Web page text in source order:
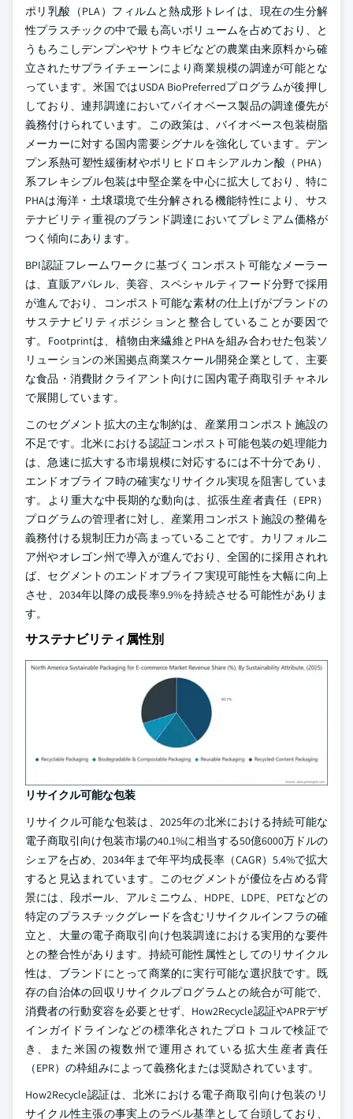
ポリ乳酸（PLA）フィルムと熱成形トレイは、現在の生分解
性プラスチックの中で最も高いボリュームを占めており、と
うもろこしデンプンやサトウキビなどの農業由来原料から確
立されたサプライチェーンにより商業規模の調達が可能とな
っています。米国ではUSDA BioPreferredプログラムが後押し
しており、連邦調達においてバイオベース製品の調達優先が
義務付けられています。この政策は、バイオベース包装樹脂
メーカーに対する国内需要シグナルを強化しています。デン
プン系熱可塑性緩衝材やポリヒドロキシアルカン酸（PHA）
系フレキシブル包装は中堅企業を中心に拡大しており、特に
PHAは海洋・土壌環境で生分解される機能特性により、サス
テナビリティ重視のブランド調達においてプレミアム価格が
つく傾向にあります。
BPI認証フレームワークに基づくコンポスト可能なメーラー
は、直販アパレル、美容、スペシャルティフード分野で採用
が進んでおり、コンポスト可能な素材の仕上げがブランドの
サステナビリティポジションと整合していることが要因で
す。Footprintは、植物由来繊維とPHAを組み合わせた包装ソ
リューションの米国拠点商業スケール開発企業として、主要
な食品・消費財クライアント向けに国内電子商取引チャネル
で展開しています。
このセグメント拡大の主な制約は、産業用コンポスト施設の
不足です。北米における認証コンポスト可能包装の処理能力
は、急速に拡大する市場規模に対応するには不十分であり、
エンドオブライフ時の確実なリサイクル実現を阻害していま
す。より重大な中長期的な動向は、拡張生産者責任（EPR）
プログラムの管理者に対し、産業用コンポスト施設の整備を
義務付ける規制圧力が高まっていることです。カリフォルニ
ア州やオレゴン州で導入が進んでおり、全国的に採用されれ
ば、セグメントのエンドオブライフ実現可能性を大幅に向上
させ、2034年以降の成長率9.9%を持続させる可能性がありま
す。
サステナビリティ属性別
リサイクル可能な包装
リサイクル可能な包装は、2025年の北米における持続可能な
電子商取引向け包装市場の40.1%に相当する50億6000万ドルの
シェアを占め、2034年まで年平均成長率（CAGR）5.4%で拡大
すると見込まれています。このセグメントが優位を占める背
景には、段ボール、アルミニウム、HDPE、LDPE、PETなどの
特定のプラスチックグレードを含むリサイクルインフラの確
立と、大量の電子商取引向け包装調達における実用的な要件
との整合性があります。持続可能性属性としてのリサイクル
性は、ブランドにとって商業的に実行可能な選択肢です。既
存の自治体の回収リサイクルプログラムとの統合が可能で、
消費者の行動変容を必要とせず、How2Recycle認証やAPRデザ
インガイドラインなどの標準化されたプロトコルで検証で
き、また米国の複数州で運用されている拡大生産者責任
（EPR）の枠組みによって義務化または奨励されています。
How2Recycle認証は、北米における電子商取引向け包装のリ
サイクル性主張の事実上のラベル基準として台頭しており、